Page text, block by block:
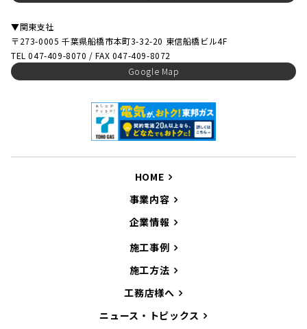
▼関東支社
〒273-0005 千葉県船橋市本町3-32-20 東信船橋ビル4F
TEL 047-409-8070 / FAX 047-409-8072
Google Map
HOME
事業内容
企業情報
施工事例
施工方法
工務店様へ
ニュース・トピックス